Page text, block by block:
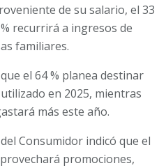
de su salario, el 33
recurrirá a ingresos de
familiares.
el 64 % planea destinar
en 2025, mientras
más este año.
Consumidor indicó que el
promociones,